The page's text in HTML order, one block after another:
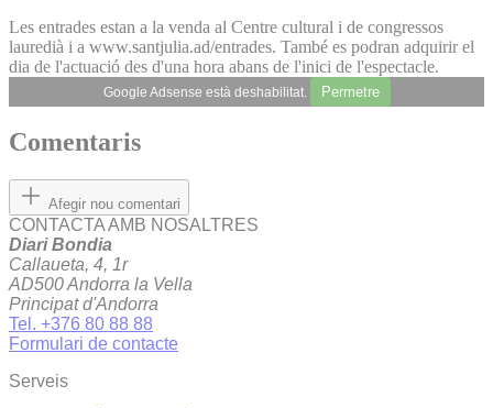
Les entrades estan a la venda al Centre cultural i de congressos
lauredià i a www.santjulia.ad/entrades. També es podran adquirir el
dia de l'actuació des d'una hora abans de l'inici de l'espectacle.
Google Adsense està deshabilitat. Permetre
Comentaris
Afegir nou comentari
CONTACTA AMB NOSALTRES
Diari Bondia
Callaueta, 4, 1r
AD500 Andorra la Vella
Principat d'Andorra
Tel. +376 80 88 88
Formulari de contacte
Serveis